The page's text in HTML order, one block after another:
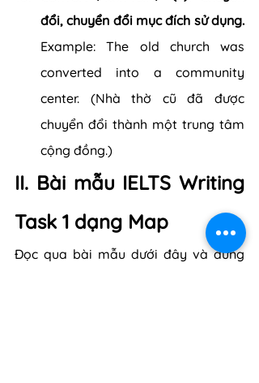
đổi, chuyển đổi mục đích sử dụng.
Example: The old church was
converted into a community
center. (Nhà thờ cũ đã được
chuyển đổi thành một trung tâm
cộng đồng.)
II. Bài mẫu IELTS Writing
Task 1 dạng Map
Đọc qua bài mẫu dưới đây và đừng